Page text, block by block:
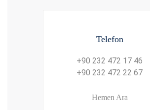
Telefon
+90 232 472 17 46
+90 232 472 22 67
Hemen Ara